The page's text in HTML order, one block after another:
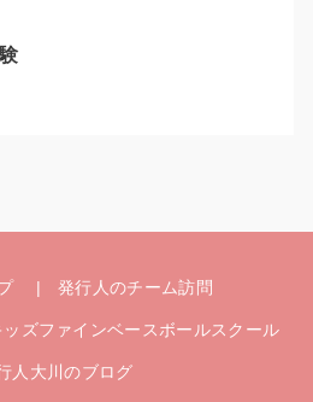
発行人のチーム訪問
ズファインベースボールスクール
人大川のブログ